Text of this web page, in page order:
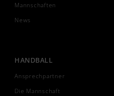
Mannschaften
News
HANDBALL
Ansprechpartner
Die Mannschaft